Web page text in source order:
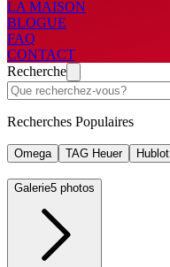
LA MAISON
BLOGUE
FAQ
CONTACT
Recherche
Recherches Populaires
Omega TAG Heuer Hublot
Galerie5 photos